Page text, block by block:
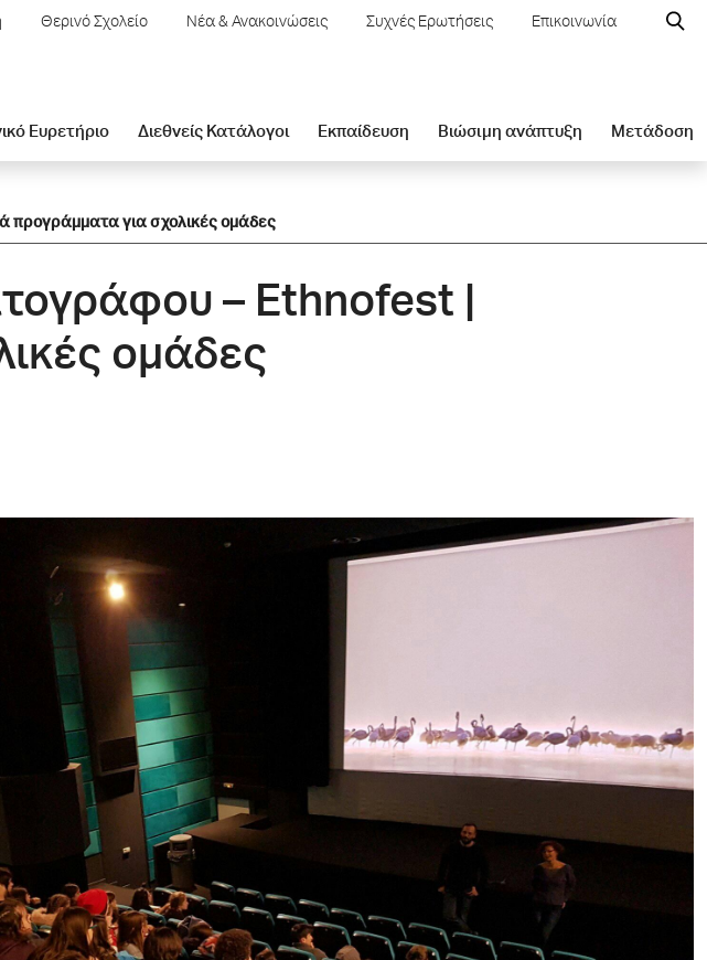
Θερινό Σχολείο Νέα & Ανακοινώσεις Συχνές Ερωτήσεις Επικοινωνία
Ευρετήριο Διεθνείς Κατάλογοι Εκπαίδευση Βιώσιμη ανάπτυξη Μετάδοση
προγράμματα για σχολικές ομάδες
– Ethnofest |
ομάδες